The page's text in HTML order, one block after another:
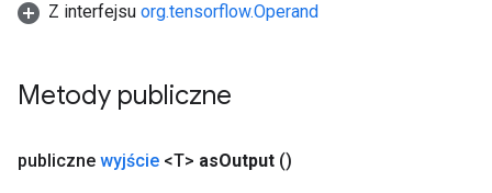
Z interfejsu org.tensorflow.Operand
Metody publiczne
publiczne wyjście <T> asOutput ()